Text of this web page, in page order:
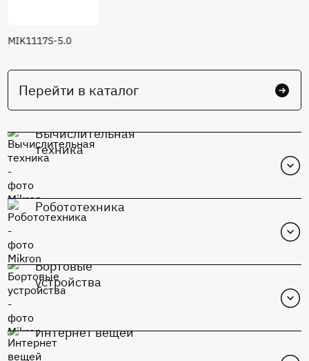
MIK1117S-5.0
Перейти в каталог
Вычислительная
техника
MIK1117S-Adj
Робототехника
Бортовые
устройства
Интернет вещей